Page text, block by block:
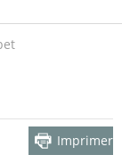
Imprimer